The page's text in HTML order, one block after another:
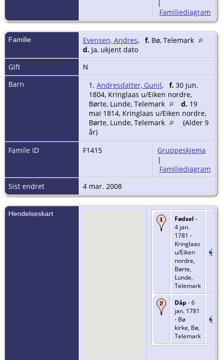
|
Familiediagram
Familie Evensen, Andres, f. Bø, Telemark
d. Ja, ukjent dato
Gift
N
Barn
1. Andresdatter, Gunil, f. 30 jun.
1804, Kringlaas u/Eiken nordre,
Børte, Lunde, Telemark
d. 19
mai 1814, Kringlaas u/Eiken nordre,
Børte, Lunde, Telemark
(Alder 9
år)
Famile ID
F1415
Gruppeskjema
|
Familiediagram
Sist endret
4 mar. 2008
Hendelseskart
Fødsel -
4 jan.
1781 -
Kringlaas
u/Eiken
nordre,
Børte,
Lunde,
Telemark
Dåp - 6
jan. 1781
- Bø
kirke, Bø,
Telemark